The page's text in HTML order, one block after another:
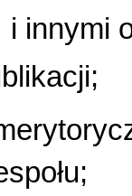
innymi